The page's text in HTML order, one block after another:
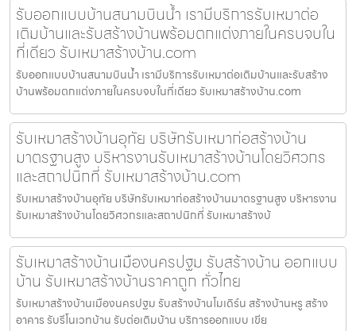
รับออกแบบบ้านสนามบินน้ำ เรามีบริการรับเหมาต่อ
เติมบ้านและรับสร้างบ้านพร้อมตกแต่งภายในครบจบใน
ที่เดียว รับเหมาสร้างบ้าน.com
รับออกแบบบ้านสนามบินน้ำ เรามีบริการรับเหมาต่อเติมบ้านและรับสร้าง
บ้านพร้อมตกแต่งภายในครบจบในที่เดียว รับเหมาสร้างบ้าน.com
รับเหมาสร้างบ้านอุทัย บริษัทรับเหมาก่อสร้างบ้าน
มาตรฐานสูง บริหารงานรับเหมาสร้างบ้านโดยวิศวกร
และสถาปนิกที่ รับเหมาสร้างบ้าน.com
รับเหมาสร้างบ้านอุทัย บริษัทรับเหมาก่อสร้างบ้านมาตรฐานสูง บริหารงาน
รับเหมาสร้างบ้านโดยวิศวกรและสถาปนิกที่ รับเหมาสร้างบ้
รับเหมาสร้างบ้านเมืองนครปฐม รับสร้างบ้าน ออกแบบ
บ้าน รับเหมาสร้างบ้านราคาถูก ทั่วไทย
รับเหมาสร้างบ้านเมืองนครปฐม รับสร้างบ้านโมเดิร์น สร้างบ้านหรู สร้าง
อาคาร รับรีโนเวทบ้าน รับต่อเติมบ้าน บริการออกแบบ เขีย